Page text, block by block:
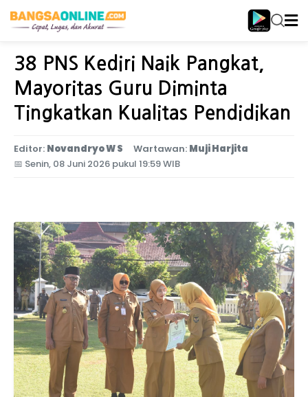
Home Jawa Timur
38 PNS Kediri Naik Pangkat,
Mayoritas Guru Diminta
Tingkatkan Kualitas Pendidikan
Editor: Novandryo W S Wartawan: Muji Harjita
📅 Senin, 08 Juni 2026 pukul 19:59 WIB